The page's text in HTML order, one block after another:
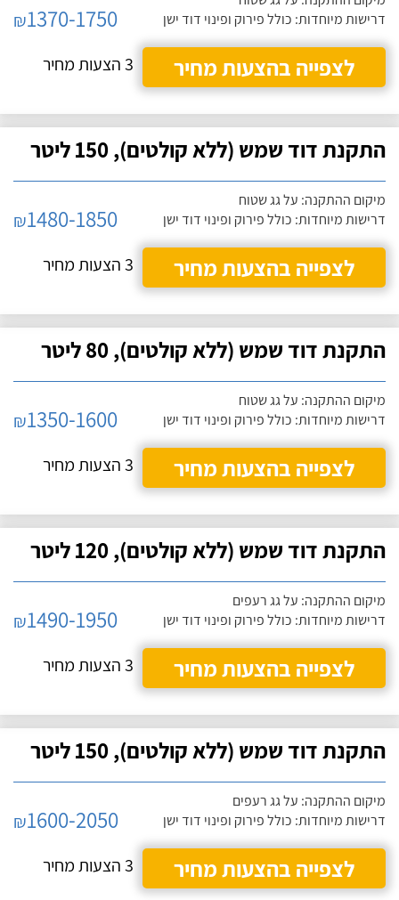
דרישות מיוחדות: כולל פירוק ופינוי דוד ישן
₪1370-1750
לצפייה בהצעות מחיר
3 הצעות מחיר
התקנת דוד שמש (ללא קולטים), 150 ליטר
מיקום ההתקנה: על גג שטוח
דרישות מיוחדות: כולל פירוק ופינוי דוד ישן
₪1480-1850
לצפייה בהצעות מחיר
3 הצעות מחיר
התקנת דוד שמש (ללא קולטים), 80 ליטר
מיקום ההתקנה: על גג שטוח
דרישות מיוחדות: כולל פירוק ופינוי דוד ישן
₪1350-1600
לצפייה בהצעות מחיר
3 הצעות מחיר
התקנת דוד שמש (ללא קולטים), 120 ליטר
מיקום ההתקנה: על גג רעפים
דרישות מיוחדות: כולל פירוק ופינוי דוד ישן
₪1490-1950
לצפייה בהצעות מחיר
3 הצעות מחיר
התקנת דוד שמש (ללא קולטים), 150 ליטר
מיקום ההתקנה: על גג רעפים
דרישות מיוחדות: כולל פירוק ופינוי דוד ישן
₪1600-2050
לצפייה בהצעות מחיר
3 הצעות מחיר